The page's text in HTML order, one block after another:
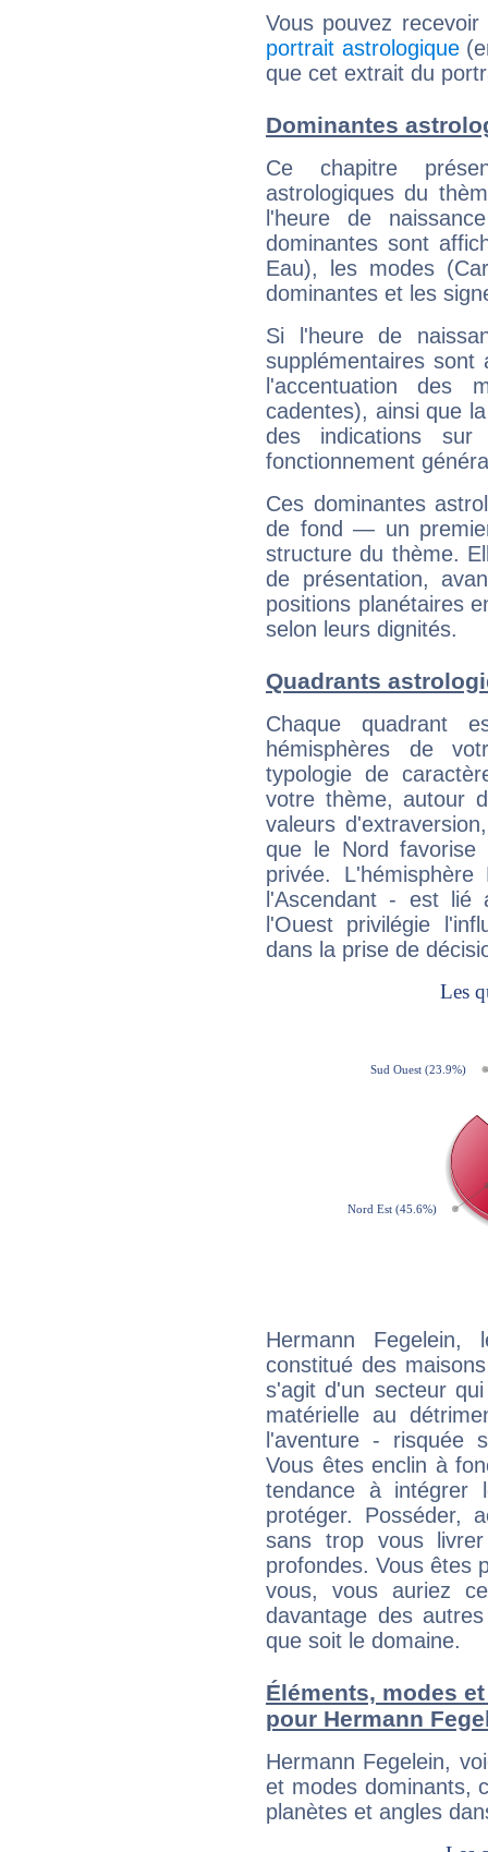
Vous pouvez
portrait astrologique
que cet extrait du
Dominantes
Ce chapitre
astrologiques du
l'heure de
dominantes sont
Eau), les modes
dominantes et les
Si l'heure de
supplémentaires sont
l'accentuation des
cadentes), ainsi que
des indications sur
fonctionnement
Ces dominantes
de fond — un
structure du thème.
de présentation,
positions planétaires
selon leurs dignités.
Quadrants
Chaque quadrant
hémisphères de
typologie de
votre thème, autour
valeurs
que le Nord favorise
privée.
l'Ascendant - est
l'Ouest privilégie
dans la prise de
Hermann
constitué des
s'agit d'un secteur
matérielle au
l'aventure - risquée
Vous êtes enclin à
tendance à
protéger. Posséder,
sans trop vous
profondes. Vous êtes
vous, vous auriez
davantage des
que soit le domaine.
Éléments, modes
pour Hermann
Hermann Fegelein,
et modes dominants,
planètes et angles